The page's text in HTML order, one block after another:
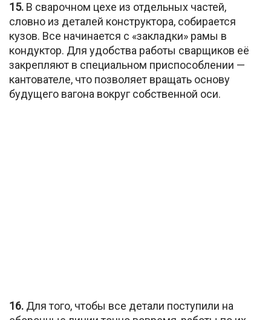
15. В сварочном цехе из отдельных частей,
словно из деталей конструктора, собирается
кузов. Все начинается с «закладки» рамы в
кондуктор. Для удобства работы сварщиков её
закрепляют в специальном приспособлении —
кантователе, что позволяет вращать основу
будущего вагона вокруг собственной оси.
16. Для того, чтобы все детали поступили на